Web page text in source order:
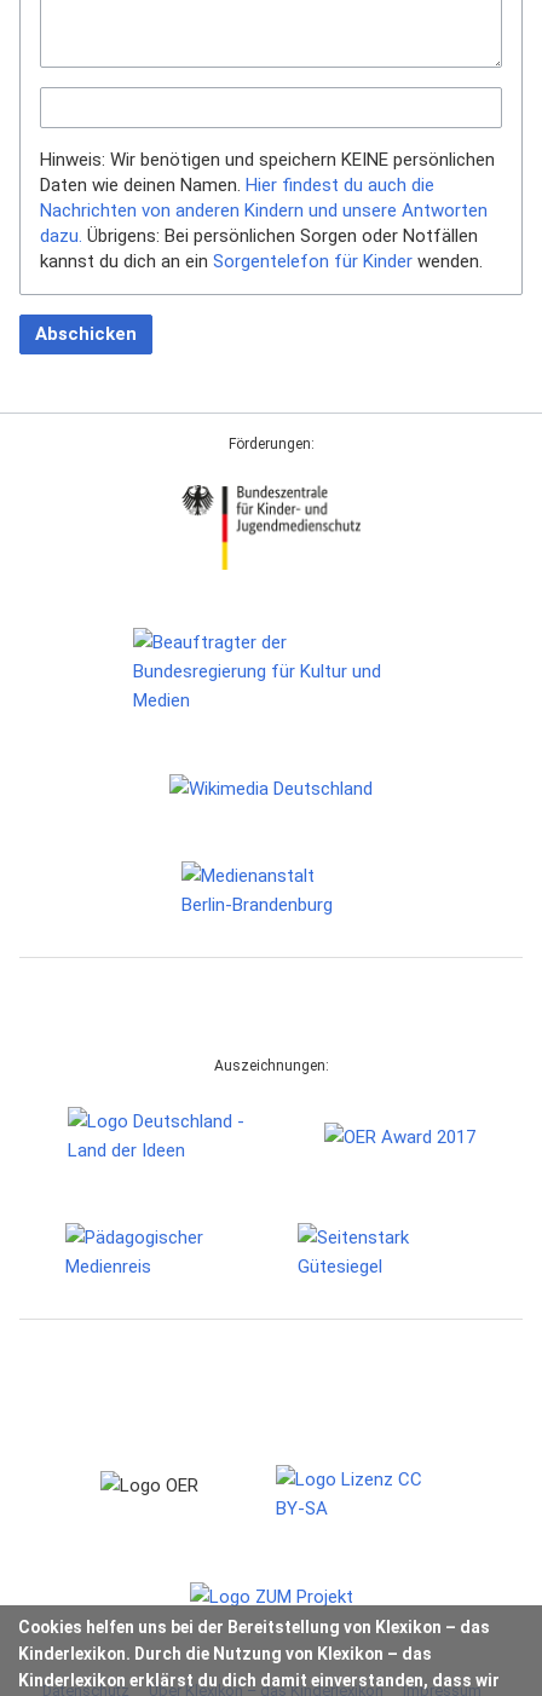
Hinweis: Wir benötigen und speichern KEINE persönlichen
Daten wie deinen Namen. Hier findest du auch die
Nachrichten von anderen Kindern und unsere Antworten
dazu. Übrigens: Bei persönlichen Sorgen oder Notfällen
kannst du dich an ein Sorgentelefon für Kinder wenden.
Abschicken
Cookies helfen uns bei der Bereitstellung von Klexikon – das
Kinderlexikon. Durch die Nutzung von Klexikon – das
Kinderlexikon erklärst du dich damit einverstanden, dass wir
Förderungen:
Auszeichnungen:
Datenschutz Über Klexikon – das Kinderlexikon Impressum